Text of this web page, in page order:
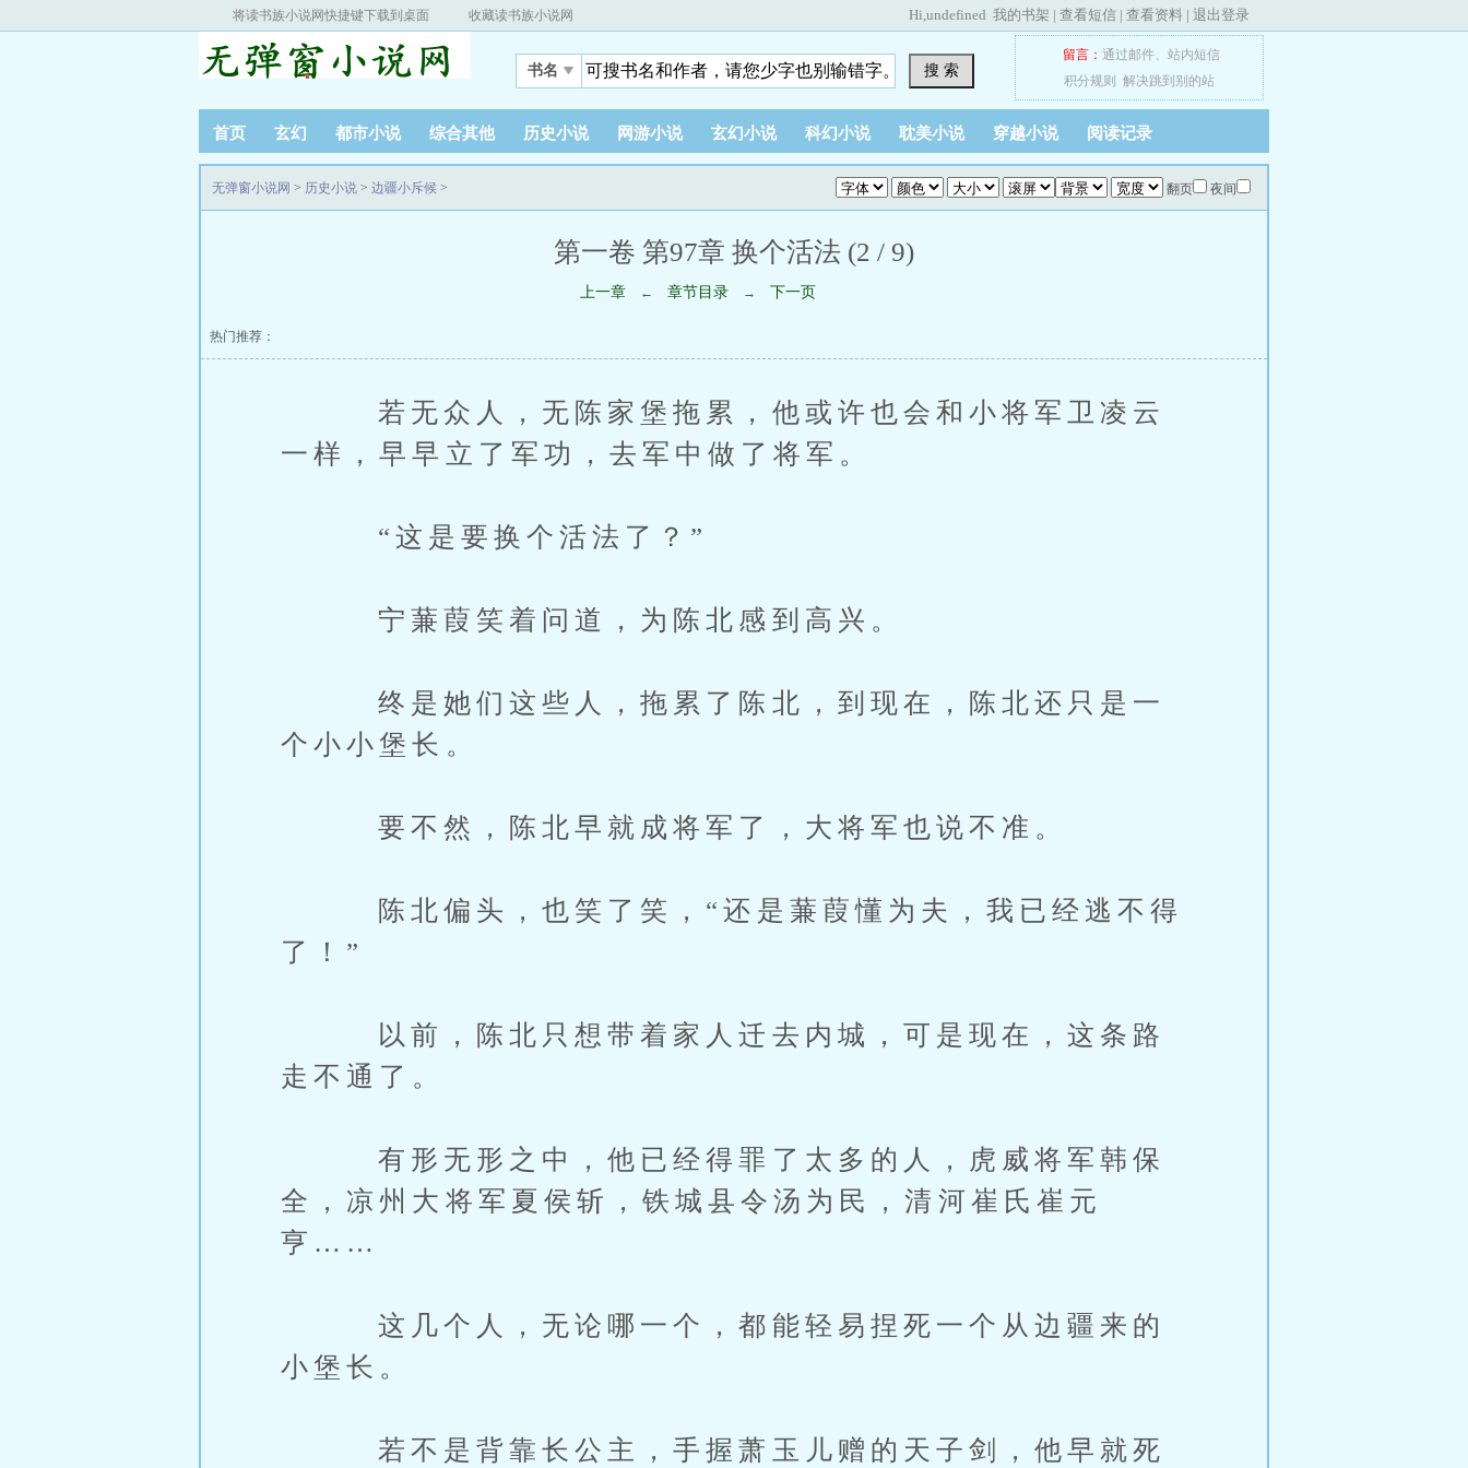
将读书族小说网快捷键下载到桌面 收藏读书族小说网 Hi,undefined 我的书架 | 查看短信 | 查看资料 | 退出登录
书名 搜 索
留言： 通过邮件、 站内短信
积分规则
解决跳到别的站
首页 玄幻 都市小说 综合其他 历史小说 网游小说 玄幻小说 科幻小说 耽美小说 穿越小说 阅读记录
翻页 夜间
无弹窗小说网 > 历史小说 > 边疆小斥候 >
第一卷 第97章 换个活法 (2 / 9)
上一章 ← 章节目录 → 下一页
热门推荐：
若无众人，无陈家堡拖累，他或许也会和小将军卫凌云
一样，早早立了军功，去军中做了将军。
“这是要换个活法了？”
宁蒹葭笑着问道，为陈北感到高兴。
终是她们这些人，拖累了陈北，到现在，陈北还只是一
个小小堡长。
要不然，陈北早就成将军了，大将军也说不准。
陈北偏头，也笑了笑，“还是蒹葭懂为夫，我已经逃不得
了！”
以前，陈北只想带着家人迁去内城，可是现在，这条路
走不通了。
有形无形之中，他已经得罪了太多的人，虎威将军韩保
全，凉州大将军夏侯斩，铁城县令汤为民，清河崔氏崔元
亨……
这几个人，无论哪一个，都能轻易捏死一个从边疆来的
小堡长。
若不是背靠长公主，手握萧玉儿赠的天子剑，他早就死